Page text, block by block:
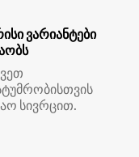
ვარიანტები
სივრცით.